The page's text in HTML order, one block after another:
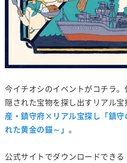
今イチオシのイベントがコチラ
隠された宝物を探し出すリアル宝
産・鎮守府×リアル宝探し「鎮守
れた黄金の錨～」 。
公式サイトでダウンロードでき